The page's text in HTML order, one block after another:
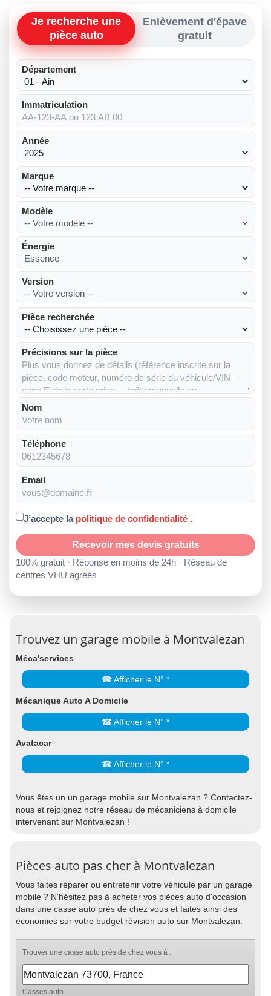
Je recherche une
pièce auto
Enlèvement d'épave
gratuit
Département
Immatriculation
Année
Marque
Modèle
Énergie
Version
Pièce recherchée
Précisions sur la pièce
Nom
Téléphone
Email
J’accepte la politique de confidentialité .
Recevoir mes devis gratuits
100% gratuit · Réponse en moins de 24h · Réseau de
centres VHU agréés
Trouvez un garage mobile à Montvalezan
Méca'services
☎ Afficher le N° *
Mécanique Auto A Domicile
☎ Afficher le N° *
Avatacar
☎ Afficher le N° *
Vous êtes un un garage mobile sur Montvalezan ? Contactez-
nous et rejoignez notre réseau de mécaniciens à domicile
intervenant sur Montvalezan !
Pièces auto pas cher à Montvalezan
Vous faites réparer ou entretenir votre véhicule par un garage
mobile ? N'hésitez pas à acheter vos pièces auto d'occasion
dans une casse auto près de chez vous et faites ainsi des
économies sur votre budget révision auto sur Montvalezan.